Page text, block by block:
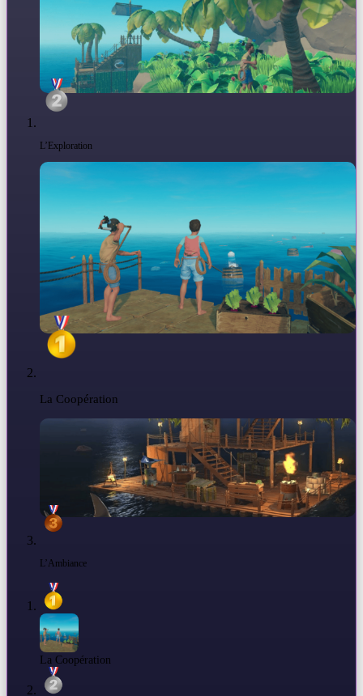
L’Exploration
La Coopération
L’Ambiance
La Coopération